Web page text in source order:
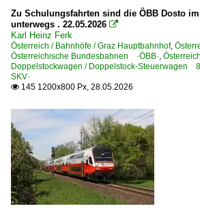
Bahnwärterhäuschen und Posten
Österreich
Bahnhöfe
Böckstein
Feldkirch
Graz Hauptbahnhof
Wien (sonstige)
Wien Praterstern
Wien-West
2010
2011
2012
2013
2014
2015
2016
2017
2018
2019
Zu Schulungsfahrten sind die ÖBB Dosto im
unterwegs . 22.05.2026 
Karl Heinz Ferk
Österreich / Bahnhöfe / Graz Hauptbahnhof,
Österreichische Bundesbahnen ·ÖBB·,
Doppelstockwagen / Doppelstock-Steuerwagen
SKV·
 145 1200x800 Px, 28.05.2026